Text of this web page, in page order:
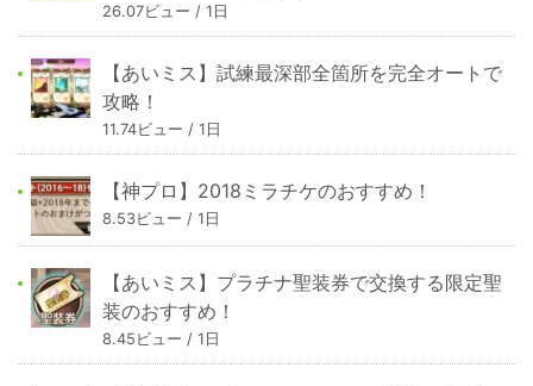
26.07ビュー / 1日
【あいミス】試練最深部全箇所を完全オートで
攻略！
11.74ビュー / 1日
【神プロ】2018ミラチケのおすすめ！
8.53ビュー / 1日
【あいミス】プラチナ聖装券で交換する限定聖
装のおすすめ！
8.45ビュー / 1日